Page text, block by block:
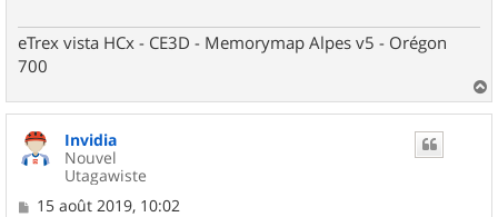
eTrex vista HCx - CE3D - Memorymap Alpes v5 - Orégon
700
a
Invidia
Nouvel
Utagawiste
M15 août 2019, 10:02